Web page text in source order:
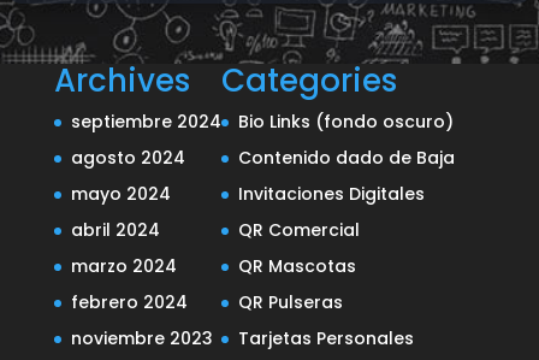
Archives
septiembre 2024
agosto 2024
mayo 2024
abril 2024
marzo 2024
febrero 2024
noviembre 2023
Categories
Bio Links (fondo oscuro)
Contenido dado de Baja
Invitaciones Digitales
QR Comercial
QR Mascotas
QR Pulseras
Tarjetas Personales